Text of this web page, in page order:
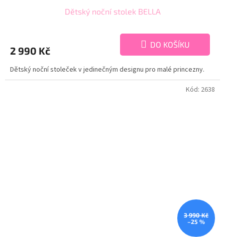
Dětský noční stolek BELLA
2 990 Kč
DO KOŠÍKU
Dětský noční stoleček v jedinečným designu pro malé princezny.
3 990 Kč
–25 %
Kód: 2638